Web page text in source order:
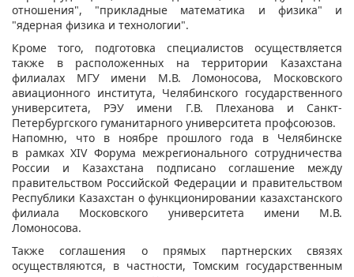
отношения", "прикладные математика и физика" и
"ядерная физика и технологии".
Кроме того, подготовка специалистов осуществляется
также в расположенных на территории Казахстана
филиалах МГУ имени М.В. Ломоносова, Московского
авиационного института, Челябинского государственного
университета, РЭУ имени Г.В. Плеханова и Санкт-
Петербургского гуманитарного университета профсоюзов.
Напомню, что в ноябре прошлого года в Челябинске
в рамках XIV Форума межрегионального сотрудничества
России и Казахстана подписано соглашение между
правительством Российской Федерации и правительством
Республики Казахстан о функционировании казахстанского
филиала Московского университета имени М.В.
Ломоносова.
Также соглашения о прямых партнерских связях
осуществляются, в частности, Томским государственным